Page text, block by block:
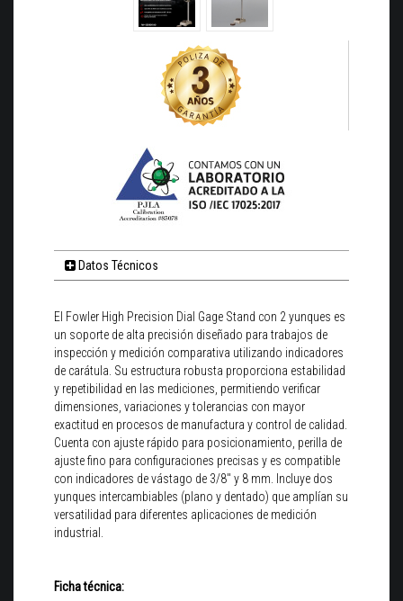
Datos Técnicos
El Fowler High Precision Dial Gage Stand con 2 yunques es
un soporte de alta precisión diseñado para trabajos de
inspección y medición comparativa utilizando indicadores
de carátula. Su estructura robusta proporciona estabilidad
y repetibilidad en las mediciones, permitiendo verificar
dimensiones, variaciones y tolerancias con mayor
exactitud en procesos de manufactura y control de calidad.
Cuenta con ajuste rápido para posicionamiento, perilla de
ajuste fino para configuraciones precisas y es compatible
con indicadores de vástago de 3/8" y 8 mm. Incluye dos
yunques intercambiables (plano y dentado) que amplían su
versatilidad para diferentes aplicaciones de medición
industrial.
Ficha técnica: